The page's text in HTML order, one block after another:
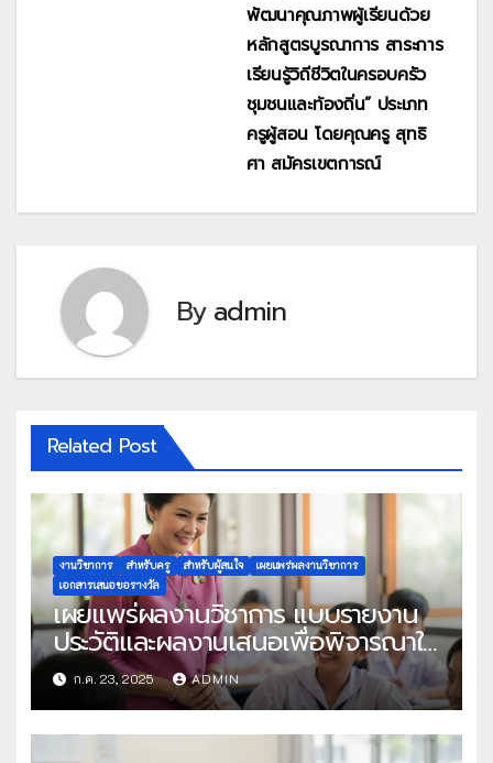
พัฒนาคุณภาพผู้เรียนด้วย
หลักสูตรบูรณาการ สาระการ
เรียนรู้วิถีชีวิตในครอบครัว
ชุมชนและท้องถิ่น” ประเภท
ครูผู้สอน โดยคุณครู สุทธิ
ศา สมัครเขตการณ์
Byadmin
Related Post
งานวิชาการ สำหรับครู สำหรับผู้สนใจ
เผยแพร่ผลงานวิชาการ
เอกสารเสนอขอรางวัล
เผยแพร่ผลงานวิชาการ แบบรายงาน
ประวัติและผลงานเสนอเพื่อพิจารณาใน
โครงการครูดีในดวงใจ ประจำปี 2568
ครั้งที่ 22
ก.ค. 23, 2025 ADMIN